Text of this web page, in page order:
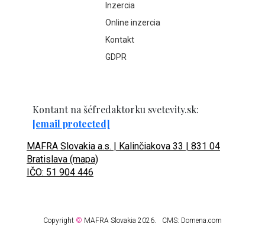
Inzercia
Online inzercia
Kontakt
GDPR
Kontant na šéfredaktorku svetevity.sk:
[email protected]
MAFRA Slovakia a.s. | Kalinčiakova 33 | 831 04
Bratislava (mapa)
IČO: 51 904 446
Copyright © MAFRA Slovakia 2026. CMS: Domena.com